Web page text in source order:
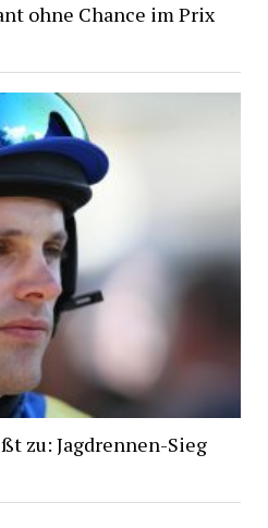
ohne Chance im Prix
zu: Jagdrennen-Sieg